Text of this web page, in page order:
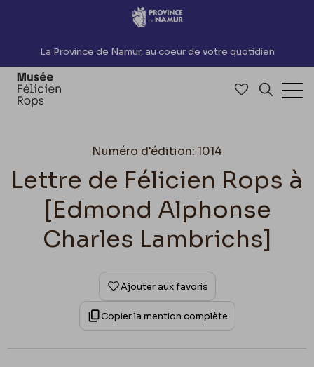
Accèder directement au contenu
La Province de Namur, au coeur de votre quotidien
Accéder à
Numéro d'édition: 1014
Lettre de Félicien Rops à
[Edmond Alphonse
Charles Lambrichs]
Ajouter aux favoris
Copier la mention complète